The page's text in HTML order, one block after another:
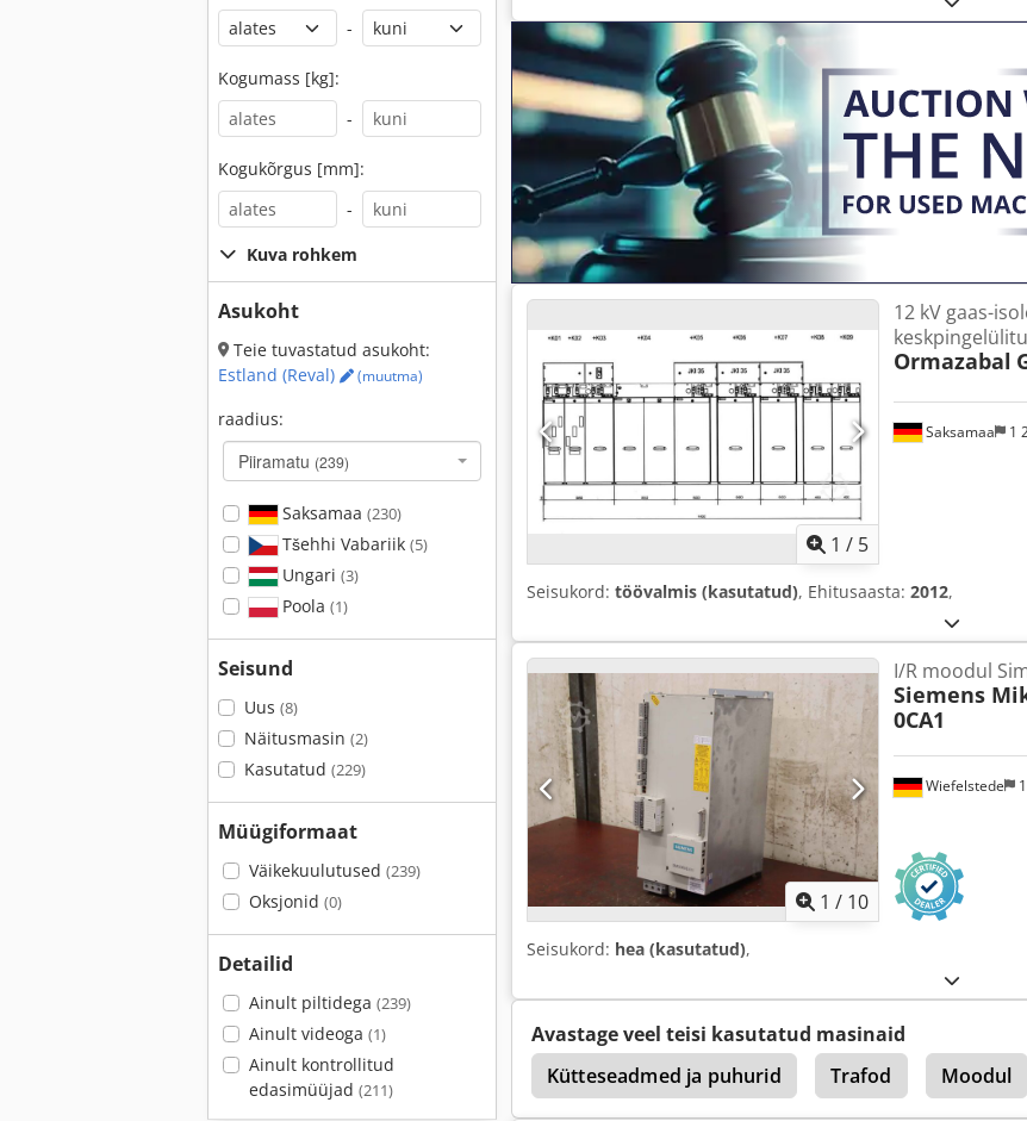
-
Kogumass [kg]:
-
Kogukõrgus [mm]:
-
Kuva rohkem
Asukoht
Teie tuvastatud asukoht:
Estland (Reval)
(muutma)
raadius:
Piiramatu (239)
Saksamaa (230)
Tšehhi Vabariik (5)
Ungari (3)
Poola (1)
Seisund
Uus (8)
Näitusmasin (2)
Kasutatud (229)
Müügiformaat
Väikekuulutused (239)
Oksjonid (0)
Detailid
Ainult piltidega (239)
Ainult videoga (1)
Ainult kontrollitud
edasimüüjad (211)
1 / 5
Saksamaa 1
12 kV gaas-
Ormazabal
Seisukord: töövalmis (kasutatud), Ehitusaasta: 2012,
1 / 10
Wiefelstede 1
I/R moodul
Siemens
0CA1
Seisukord: hea (kasutatud),
Avastage veel teisi kasutatud masinaid
Kütteseadmed ja puhurid
Trafod Moodul
Pistikupesad Toiteallikas